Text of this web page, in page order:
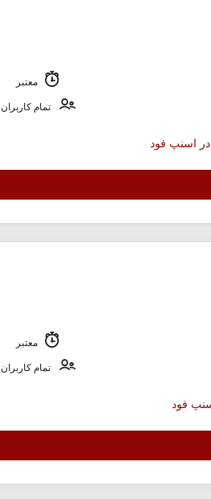
معتبر
تمام کاربران
معتبر
تمام کاربران